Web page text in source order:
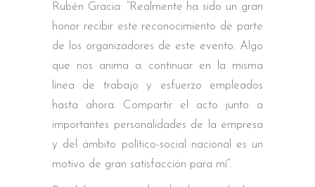
Rubén Gracia: “Realmente ha sido un gran
honor recibir este reconocimiento de parte
de los organizadores de este evento. Algo
que nos anima a continuar en la misma
línea de trabajo y esfuerzo empleados
hasta ahora. Compartir el acto junto a
importantes personalidades de la empresa
y del ámbito político-social nacional es un
motivo de gran satisfacción para mí”.